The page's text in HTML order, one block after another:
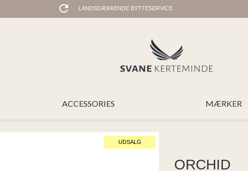
LANDSDÆKKENDE BYTTESERVICE
ACCESSORIES MÆRKER
UDSALG
ORCHID